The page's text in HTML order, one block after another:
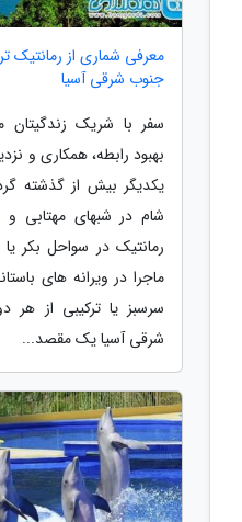
معرفی شماری از رمانتیک
جنوب شرقی آسیا
سفر با شریک زندگیتان
بهبود رابطه، همکاری و
یکدیگر بیش از گذشته
شام در شبهای مهتابی و
رمانتیک در سواحل بکر
ماجرا در ویرانه های
سرسبز یا ترکیبی از هر
شرقی آسیا یک مقصد...